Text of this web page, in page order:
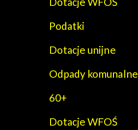
Podatki
Dotacje unijne
Odpady komunalne
60+
Dotacje WFOŚ